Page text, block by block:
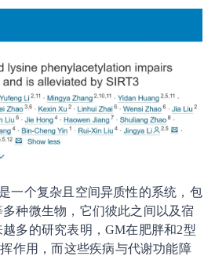
一个复杂且空间异质性的系统，包
种微生物，它们彼此之间以及宿
多的研究表明，GM在肥胖和2型
挥作用，而这些疾病与代谢功能障